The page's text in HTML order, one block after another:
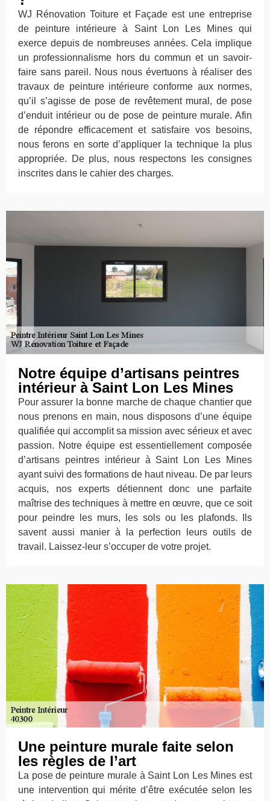
WJ Rénovation Toiture et Façade est une entreprise
de peinture intérieure à Saint Lon Les Mines qui
exerce depuis de nombreuses années. Cela implique
un professionnalisme hors du commun et un savoir-
faire sans pareil. Nous nous évertuons à réaliser des
travaux de peinture intérieure conforme aux normes,
qu’il s’agisse de pose de revêtement mural, de pose
d’enduit intérieur ou de pose de peinture murale. Afin
de répondre efficacement et satisfaire vos besoins,
nous ferons en sorte d’appliquer la technique la plus
appropriée. De plus, nous respectons les consignes
inscrites dans le cahier des charges.
Notre équipe d’artisans peintres
intérieur à Saint Lon Les Mines
Pour assurer la bonne marche de chaque chantier que
nous prenons en main, nous disposons d’une équipe
qualifiée qui accomplit sa mission avec sérieux et avec
passion. Notre équipe est essentiellement composée
d’artisans peintres intérieur à Saint Lon Les Mines
ayant suivi des formations de haut niveau. De par leurs
acquis, nos experts détiennent donc une parfaite
maîtrise des techniques à mettre en œuvre, que ce soit
pour peindre les murs, les sols ou les plafonds. Ils
savent aussi manier à la perfection leurs outils de
travail. Laissez-leur s’occuper de votre projet.
Une peinture murale faite selon
les règles de l’art
La pose de peinture murale à Saint Lon Les Mines est
une intervention qui mérite d’être exécutée selon les